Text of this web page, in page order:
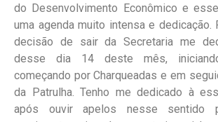
do Desenvolvimento Econômico e
uma agenda muito intensa e
decisão de sair da Secretaria me
desse dia 14 deste mês,
começando por Charqueadas e em
da Patrulha. Tenho me dedicado à
após ouvir apelos nesse sentido